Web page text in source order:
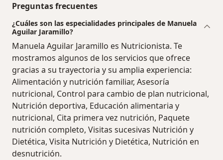
Preguntas frecuentes
¿Cuáles son las especialidades principales de Manuela
Aguilar Jaramillo?
Manuela Aguilar Jaramillo es Nutricionista. Te
mostramos algunos de los servicios que ofrece
gracias a su trayectoria y su amplia experiencia:
Alimentación y nutrición familiar, Asesoría
nutricional, Control para cambio de plan nutricional,
Nutrición deportiva, Educación alimentaria y
nutricional, Cita primera vez nutrición, Paquete
nutrición completo, Visitas sucesivas Nutrición y
Dietética, Visita Nutrición y Dietética, Nutrición en
desnutrición.